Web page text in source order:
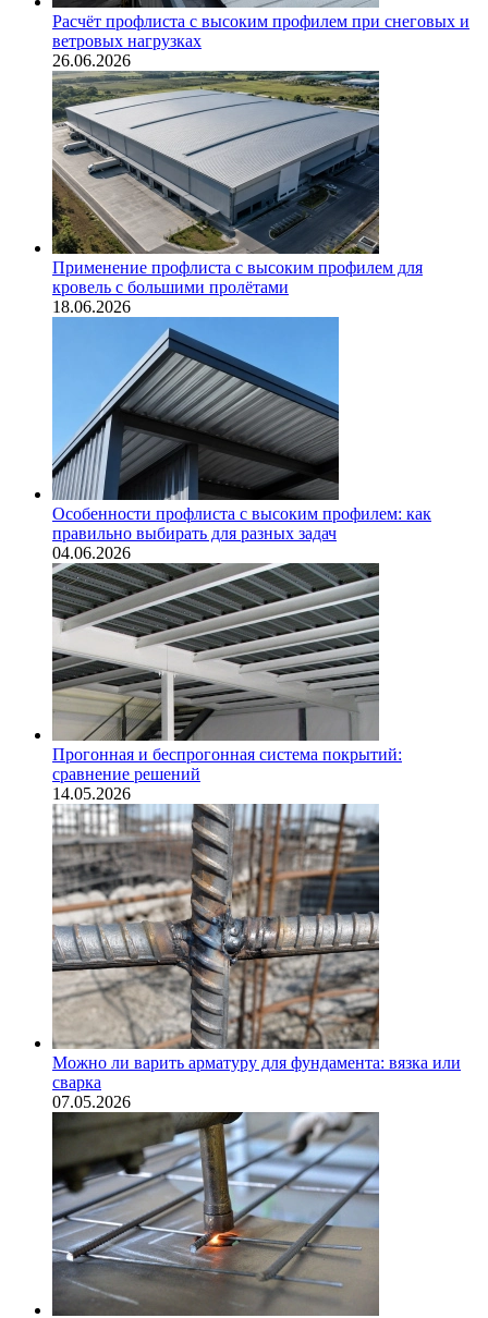
Расчёт профлиста с высоким профилем при снеговых и
ветровых нагрузках
26.06.2026
Применение профлиста с высоким профилем для
кровель с большими пролётами
18.06.2026
Особенности профлиста с высоким профилем: как
правильно выбирать для разных задач
04.06.2026
Прогонная и беспрогонная система покрытий:
сравнение решений
14.05.2026
Можно ли варить арматуру для фундамента: вязка или
сварка
07.05.2026